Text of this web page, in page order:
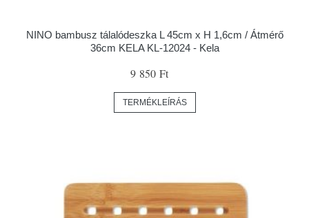
NINO bambusz tálalódeszka L 45cm x H 1,6cm / Átmérő
36cm KELA KL-12024 - Kela
9 850 Ft
TERMÉKLEÍRÁS